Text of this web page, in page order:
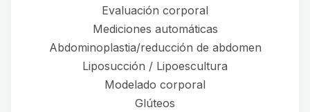
Evaluación corporal
Mediciones automáticas
Abdominoplastia/reducción de abdomen
Liposucción / Lipoescultura
Modelado corporal
Glúteos